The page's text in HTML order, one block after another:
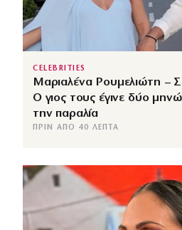
CELEBRITIES
Μαριαλένα Ρουμελιώτη –
Ο γιος τους έγινε δύο
την παραλία
ΠΡΙΝ ΑΠΌ 40 ΛΕΠΤΆ